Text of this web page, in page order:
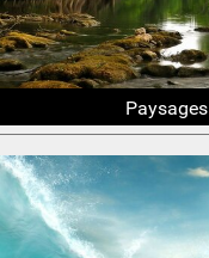
Paysages